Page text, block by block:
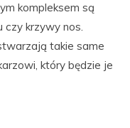
kompleksem są
czy krzywy nos.
takie same
który będzie je